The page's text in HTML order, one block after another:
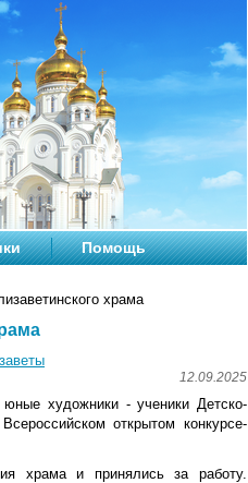
Помощь
храма
12.09.2025
художники - ученики Детско-
открытом конкурсе-
храма и принялись за работу.